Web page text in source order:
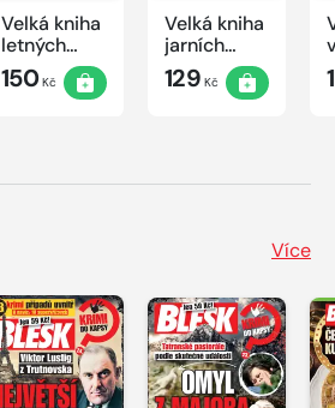
Velká kniha
letných
krížoviek s
TV JOJ
150Kč
Velká kniha
jarních
křížovek
2026
129 Kč
Více